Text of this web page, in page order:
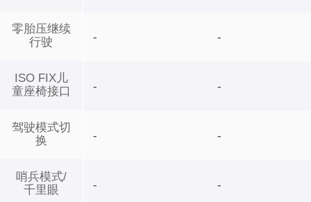
零胎压继续
行驶
ISO FIX儿
童座椅接口
驾驶模式切
换
哨兵模式/
千里眼
- -
- -
- -
- -